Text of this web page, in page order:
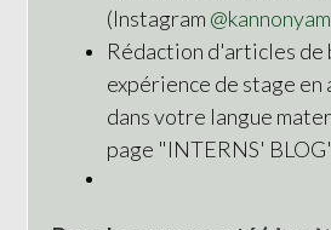
(Instagram
Rédaction d'articles de
expérience de stage en
dans votre langue
page "INTERNS'